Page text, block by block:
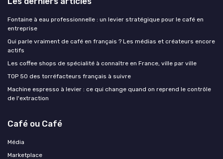
Fontaine à eau professionnelle : un levier stratégique pour le café en
entreprise
Qui parle vraiment de café en français ? Les médias et créateurs encore
actifs
Les coffee shops de spécialité à connaître en France, ville par ville
TOP 50 des torréfacteurs français à suivre
Machine espresso à levier : ce qui change quand on reprend le contrôle
de l'extraction
Café ou Café
Média
Marketplace